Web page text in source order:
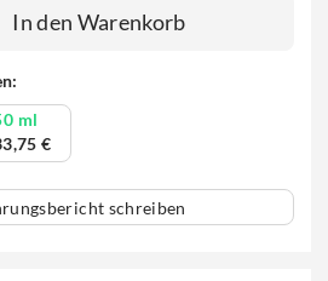
ml
€
schreiben
In den Warenkorb